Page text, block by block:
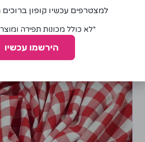
למצטרפים עכשיו קופון ברוכים
*לא כולל מכונות תפירה
הירשמו עכשיו